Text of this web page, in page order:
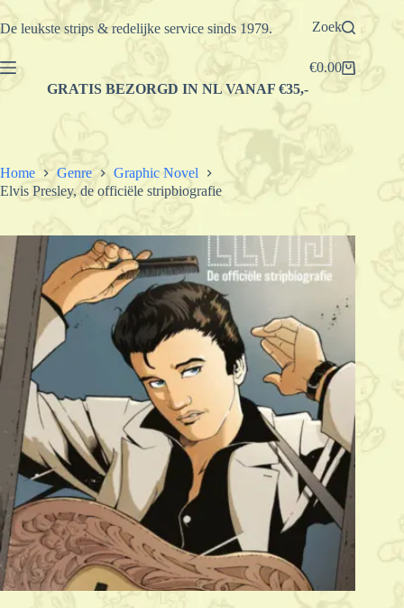
Ga
naar
De leukste strips & redelijke service sinds 1979. Zoek
Winkelwagen
€0.00
GRATIS BEZORGD IN NL VANAF €35,-
Home Genre
Graphic Novel
Elvis Presley, de officiële stripbiografie